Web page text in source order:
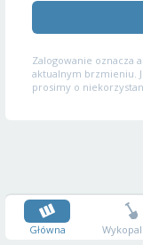
Zalogowanie oznacza
aktualnym brzmieniu.
prosimy o
Główna